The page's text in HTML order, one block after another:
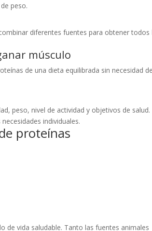
peso.
diferentes fuentes para obtener todos
músculo
de una dieta equilibrada sin necesidad
peso, nivel de actividad y objetivos de salud.
individuales.
proteínas
de vida saludable. Tanto las fuentes animales